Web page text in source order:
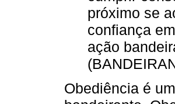
próximo se
confiança
ação
Obediência é